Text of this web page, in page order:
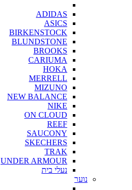
ADIDAS
ASICS
BIRKENSTOCK
BLUNDSTONE
BROOKS
CARIUMA
HOKA
MERRELL
MIZUNO
NEW BALANCE
NIKE
ON CLOUD
REEF
SAUCONY
SKECHERS
TRAK
UNDER ARMOUR
נעלי בית
נוער